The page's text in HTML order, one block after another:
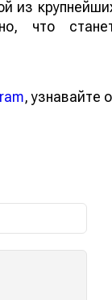
из
что
, узнавайте о